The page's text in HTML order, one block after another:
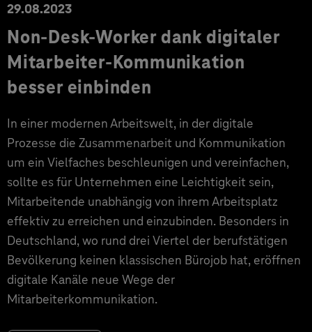
29.08.2023
Non-Desk-Worker dank digitaler
Mitarbeiter-Kommunikation
besser einbinden
In einer modernen Arbeitswelt, in der digitale
Prozesse die Zusammenarbeit und Kommunikation
um ein Vielfaches beschleunigen und vereinfachen,
sollte es für Unternehmen eine Leichtigkeit sein,
Mitarbeitende unabhängig von ihrem Arbeitsplatz
effektiv zu erreichen und einzubinden. Besonders in
Deutschland, wo rund drei Viertel der berufstätigen
Bevölkerung keinen klassischen Bürojob hat, eröffnen
digitale Kanäle neue Wege der
Mitarbeiterkommunikation.